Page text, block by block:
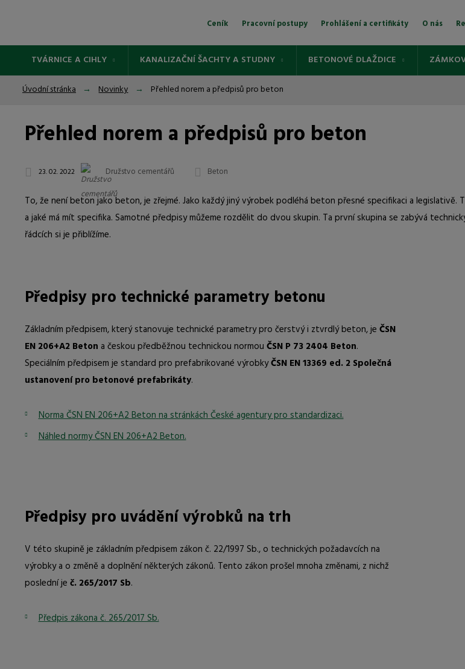
Ceník Pracovní postupy Prohlášení a certifikáty O nás
TVÁRNICE A CIHLY KANALIZAČNÍ ŠACHTY A STUDNY BETONOVÉ DLAŽDICE
Úvodní stránka Novinky Přehled norem a předpisů pro beton
Přehled norem a předpisů pro beton
23. 02. 2022 Družstvo cementářů Beton
To, že není beton jako beton, je zřejmé. Jako každý jiný výrobek podléhá beton přesné specifikaci a
a jaké má mít specifika. Samotné předpisy můžeme rozdělit do dvou skupin. Ta první skupina se zabývá
řádcích si je přiblížíme.
Předpisy pro technické parametry betonu
Základním předpisem, který stanovuje technické parametry pro čerstvý i ztvrdlý beton, je ČSN
EN 206+A2 Beton a českou předběžnou technickou normou ČSN P 73 2404 Beton.
Speciálním předpisem je standard pro prefabrikované výrobkyČSN EN 13369 ed. 2 Společná
ustanovení pro betonové prefabrikáty.
Norma ČSN EN 206+A2 Betonna stránkách České agentury pro standardizaci.
Náhled normy ČSN EN 206+A2 Beton.
Předpisy pro uvádění výrobků na trh
V této skupině je základním předpisem zákon č. 22/1997 Sb., o technických požadavcích na
výrobky a o změně a doplnění některých zákonů. Tento zákon prošel mnoha změnami, z nichž
poslední je č. 265/2017 Sb.
Předpis zákona č. 265/2017 Sb.